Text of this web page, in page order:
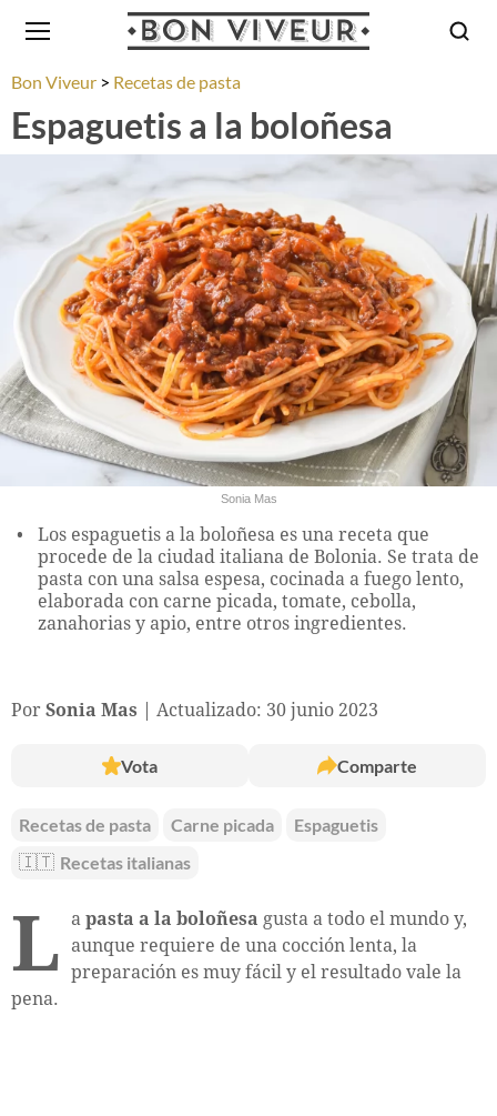
Bon Viveur Recetas de pasta
Espaguetis a la boloñesa
Sonia Mas
Los espaguetis a la boloñesa es una receta que
procede de la ciudad italiana de Bolonia. Se trata de
pasta con una salsa espesa, cocinada a fuego lento,
elaborada con carne picada, tomate, cebolla,
zanahorias y apio, entre otros ingredientes.
Por Sonia Mas Actualizado: 30 junio 2023
Vota Comparte
Recetas de pasta Carne picada
Espaguetis
🇮🇹 Recetas italianas
L a pasta a la boloñesa gusta a todo el mundo y,
aunque requiere de una cocción lenta, la
preparación es muy fácil y el resultado vale la
pena.